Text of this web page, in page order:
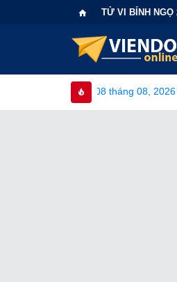
TỬ VI BÍNH NGỌ
08, 2026 đến 14 tháng 08, 2026